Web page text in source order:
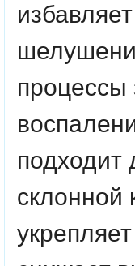
процессы
подходит
склонной